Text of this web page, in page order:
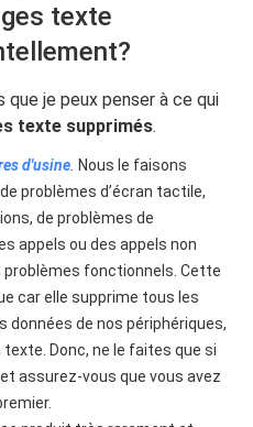
texte
que je peux penser à ce qui
texte supprimés.
d'usine Nous le faisons
problèmes d’écran tactile,
de problèmes de
appels ou des appels non
problèmes fonctionnels. Cette
car elle supprime tous les
de nos périphériques,
Donc, ne le faites que si
assurez-vous que vous avez